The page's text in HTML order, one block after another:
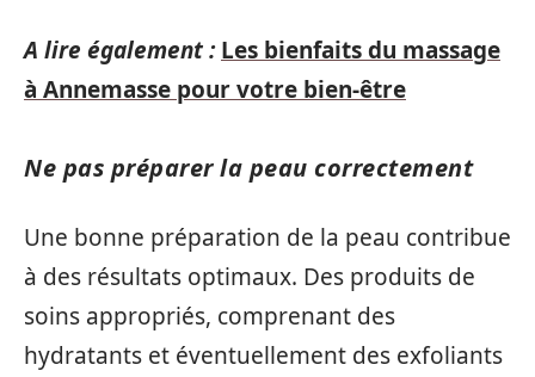
A lire également : Les bienfaits du massage
à Annemasse pour votre bien-être
Ne pas préparer la peau correctement
Une bonne préparation de la peau contribue
à des résultats optimaux. Des produits de
soins appropriés, comprenant des
hydratants et éventuellement des exfoliants